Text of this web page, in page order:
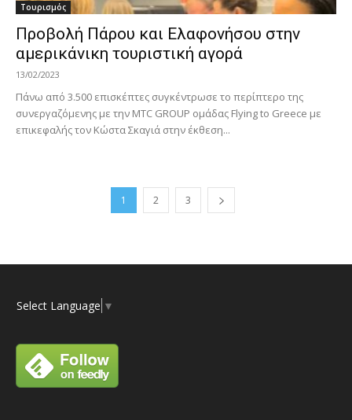
Τουρισμός
Προβολή Πάρου και Ελαφονήσου στην
αμερικάνικη τουριστική αγορά
13/02/2023
Πάνω από 3.500 επισκέπτες συγκέντρωσε το περίπτερο της
συνεργαζόμενης με την MTC GROUP ομάδας Flying to Greece με
επικεφαλής τον Κώστα Σκαγιά στην έκθεση...
1 2 3
Select Language ▼